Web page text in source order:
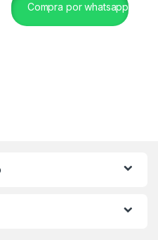
Compra por whatsapp